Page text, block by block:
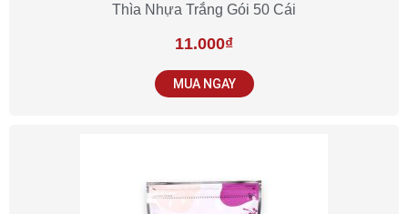
Thìa Nhựa Trắng Gói 50 Cái
11.000₫
MUA NGAY